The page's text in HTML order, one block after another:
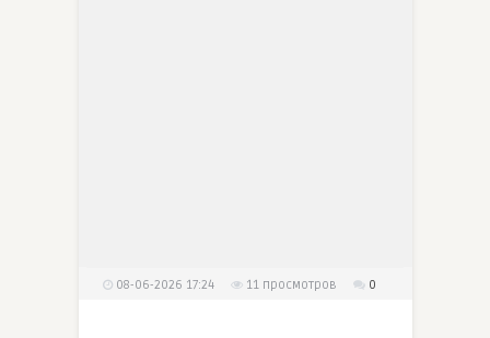
08-06-2026 17:24 11 просмотров 0